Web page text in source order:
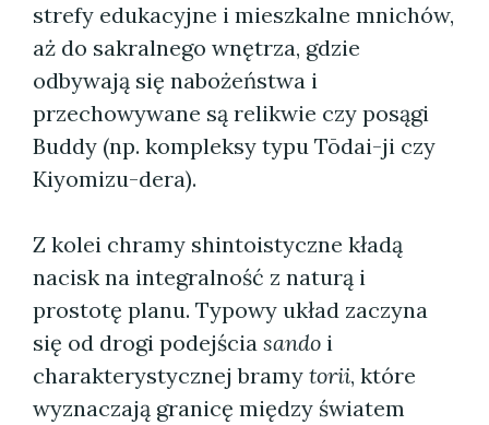
strefy edukacyjne i mieszkalne mnichów,
aż do sakralnego wnętrza, gdzie
odbywają się nabożeństwa i
przechowywane są relikwie czy posągi
Buddy (np. kompleksy typu Tōdai-ji czy
Kiyomizu-dera).
Z kolei chramy shintoistyczne kładą
nacisk na integralność z naturą i
prostotę planu. Typowy układ zaczyna
się od drogi podejścia sando i
charakterystycznej bramy torii, które
wyznaczają granicę między światem